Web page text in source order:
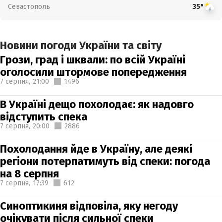
Севастополь 35°
Новини погоди України та світу
Грози, град і шквали: по всій Україні
оголосили штормове попередження
7 серпня, 21:00 1496
В Україні дещо похолодає: як надовго
відступить спека
7 серпня, 20:00 2886
Похолодання йде в Україну, але деякі
регіони потерпатимуть від спеки: погода
на 8 серпня
7 серпня, 17:39 612
Синоптикиня відповіла, яку негоду
очікувати після сильної спеки